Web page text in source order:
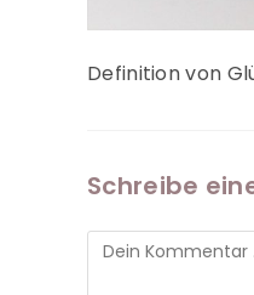
Definition von
Schreibe